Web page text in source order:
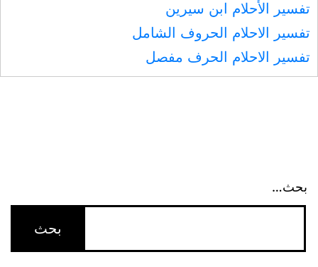
يحنكه،
وجواز
تسميته
يوم
وإبراهيم
أسماء
تفسير الأحلام ابن سيرين
تفسير الاحلام الحروف الشامل
تفسير الاحلام الحرف مفصل
بحث…